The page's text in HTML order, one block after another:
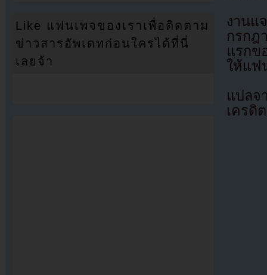
งานแ
กรกฎ
แรกข
ให้แฟ
แปล
เครดิ
Like แฟนเพจของเราเพื่อติดตาม
ข่าวสารอัพเดทก่อนใครได้ที่นี่
เลยจ้า